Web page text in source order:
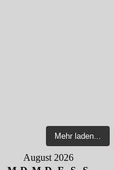
Mehr laden...
August 2026